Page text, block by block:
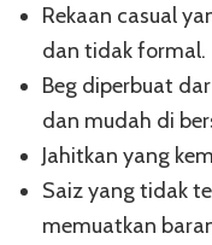
Rekaan casual
dan tidak formal.
Beg diperbuat
dan mudah di
Jahitkan yang
Saiz yang tidak
memuatkan